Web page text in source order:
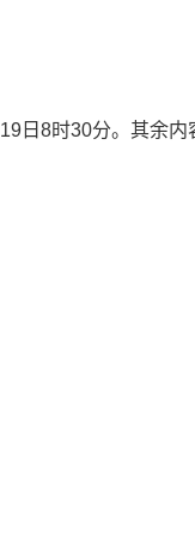
19 日 8时30分。其余内